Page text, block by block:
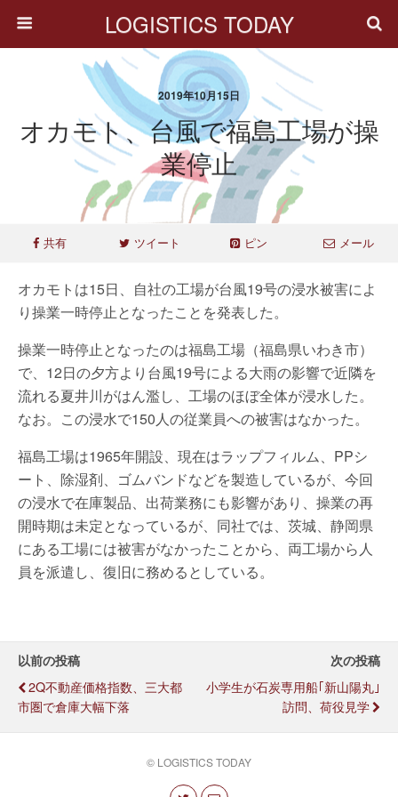
LOGISTICS TODAY
2019年10月15日
オカモト、台風で福島工場が操
業停止
共有 ツイート ピン メール
オカモトは15日、自社の工場が台風19号の浸水被害によ
り操業一時停止となったことを発表した。
操業一時停止となったのは福島工場（福島県いわき市）
で、12日の夕方より台風19号による大雨の影響で近隣を
流れる夏井川がはん濫し、工場のほぼ全体が浸水した。
なお。この浸水で150人の従業員への被害はなかった。
福島工場は1965年開設、現在はラップフィルム、PPシ
ート、除湿剤、ゴムバンドなどを製造しているが、今回
の浸水で在庫製品、出荷業務にも影響があり、操業の再
開時期は未定となっているが、同社では、茨城、静岡県
にある工場には被害がなかったことから、両工場から人
員を派遣し、復旧に務めるとしている。
以前の投稿
2Q不動産価格指数、三大都
市圏で倉庫大幅下落
次の投稿
小学生が石炭専用船｢新山陽丸｣
訪問、荷役見学
© LOGISTICS TODAY